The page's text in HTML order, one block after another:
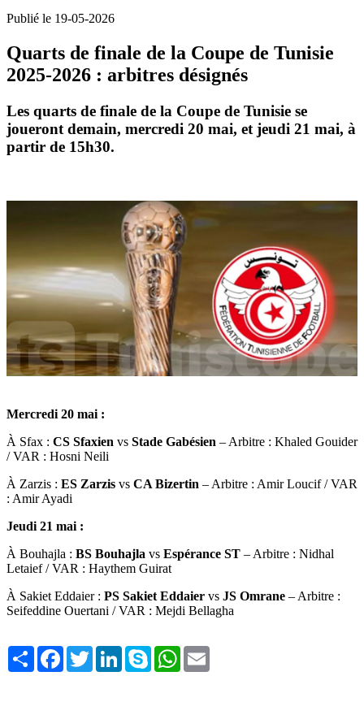
Publié le 19-05-2026
Quarts de finale de la Coupe de Tunisie
2025-2026 : arbitres désignés
Les quarts de finale de la Coupe de Tunisie se
joueront demain, mercredi 20 mai, et jeudi 21 mai, à
partir de 15h30.
Mercredi 20 mai :
À Sfax : CS Sfaxien vs Stade Gabésien – Arbitre : Khaled Gouider
/ VAR : Hosni Neili
À Zarzis : ES Zarzis vs CA Bizertin – Arbitre : Amir Loucif / VAR
: Amir Ayadi
Jeudi 21 mai :
À Bouhajla : BS Bouhajla vs Espérance ST – Arbitre : Nidhal
Letaief / VAR : Haythem Guirat
À Sakiet Eddaier : PS Sakiet Eddaier vs JS Omrane – Arbitre :
Seifeddine Ouertani / VAR : Mejdi Bellagha
Share FacebookTwitterLinkedInSkype WhatsApp